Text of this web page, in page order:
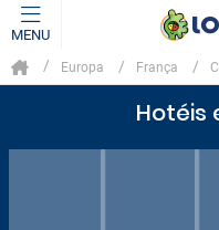
MENU
Europa França
Hotéis